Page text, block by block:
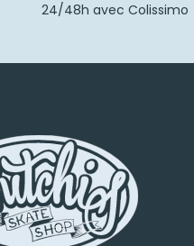
24/48h avec Colissimo